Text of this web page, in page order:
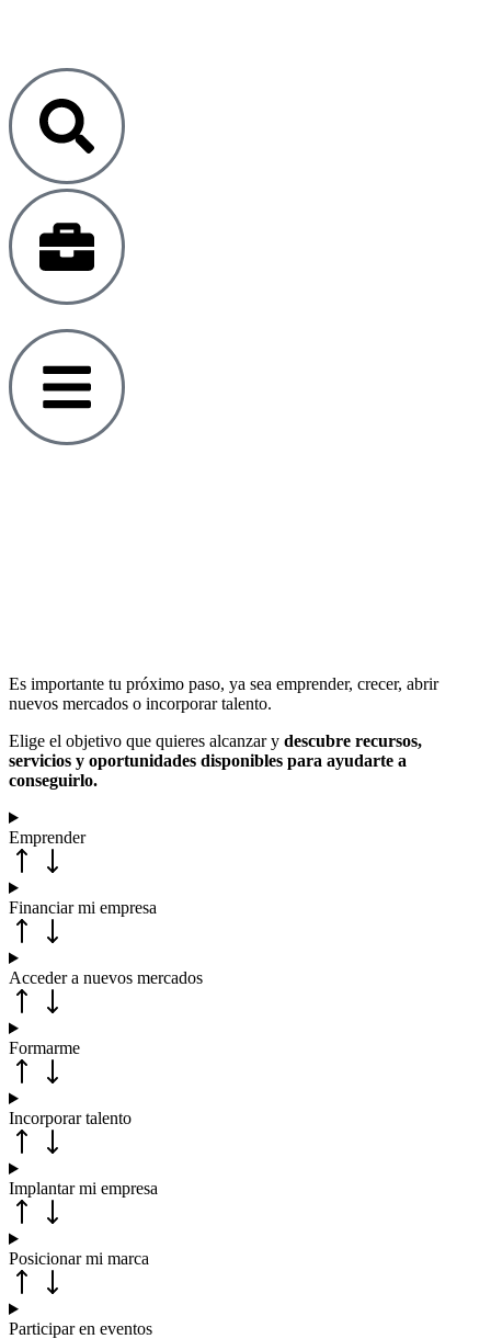
Es importante tu próximo paso, ya sea emprender, crecer, abrir
nuevos mercados o incorporar talento.
Elige el objetivo que quieres alcanzar y descubre recursos,
servicios y oportunidades disponibles para ayudarte a
conseguirlo.
Emprender
Financiar mi empresa
Acceder a nuevos mercados
Formarme
Incorporar talento
Implantar mi empresa
Posicionar mi marca
Participar en eventos